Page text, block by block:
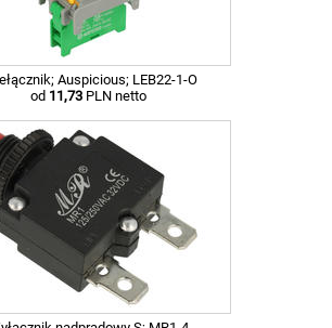
Auspicious; LEB22-1-O
od 11,73PLN netto